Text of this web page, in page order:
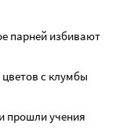
парней избивают
с клумбы
прошли учения